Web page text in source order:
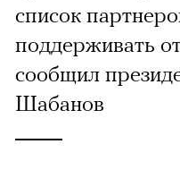
список
поддерживать
сообщил
Шабанов